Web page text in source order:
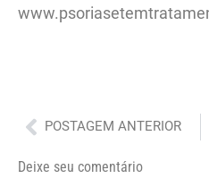
Anterior
POSTAGEM ANTERIOR
Deixe seu comentário